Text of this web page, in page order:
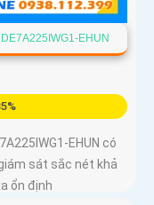
EHUN
EHUN có
sát sắc nét khả
ổn định